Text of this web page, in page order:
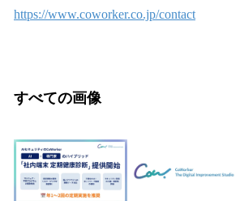
https://www.coworker.co.jp/contact
すべての画像